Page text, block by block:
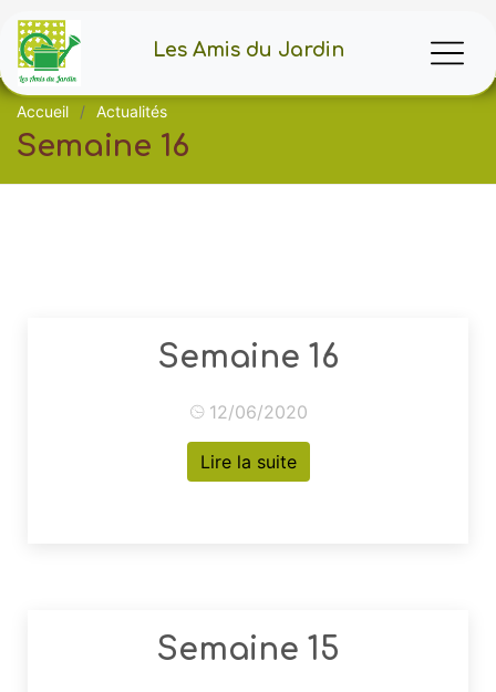
Les Amis du Jardin
Accueil Actualités
Semaine 16
Semaine 16
12/06/2020
Lire la suite
Semaine 15